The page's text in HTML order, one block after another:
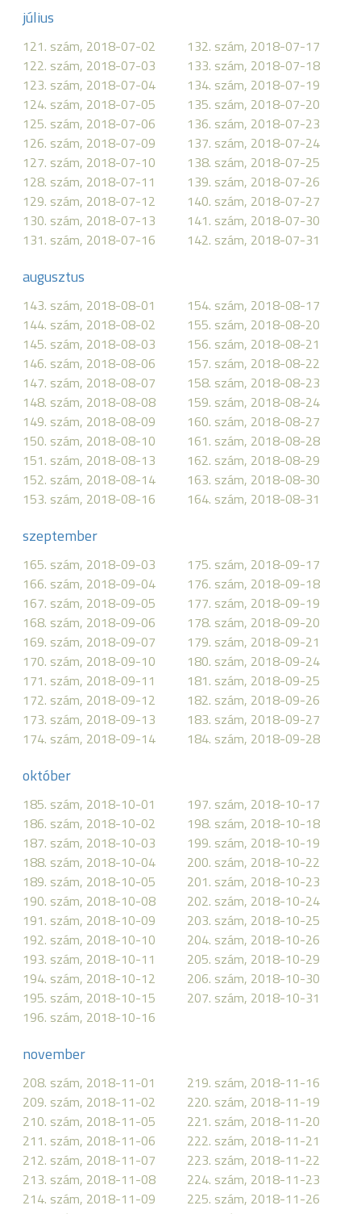
július
121. szám, 2018-07-02
122. szám, 2018-07-03
123. szám, 2018-07-04
124. szám, 2018-07-05
125. szám, 2018-07-06
126. szám, 2018-07-09
127. szám, 2018-07-10
128. szám, 2018-07-11
129. szám, 2018-07-12
130. szám, 2018-07-13
131. szám, 2018-07-16
132. szám, 2018-07-17
133. szám, 2018-07-18
134. szám, 2018-07-19
135. szám, 2018-07-20
136. szám, 2018-07-23
137. szám, 2018-07-24
138. szám, 2018-07-25
139. szám, 2018-07-26
140. szám, 2018-07-27
141. szám, 2018-07-30
142. szám, 2018-07-31
augusztus
143. szám, 2018-08-01
144. szám, 2018-08-02
145. szám, 2018-08-03
146. szám, 2018-08-06
147. szám, 2018-08-07
148. szám, 2018-08-08
149. szám, 2018-08-09
150. szám, 2018-08-10
151. szám, 2018-08-13
152. szám, 2018-08-14
153. szám, 2018-08-16
154. szám, 2018-08-17
155. szám, 2018-08-20
156. szám, 2018-08-21
157. szám, 2018-08-22
158. szám, 2018-08-23
159. szám, 2018-08-24
160. szám, 2018-08-27
161. szám, 2018-08-28
162. szám, 2018-08-29
163. szám, 2018-08-30
164. szám, 2018-08-31
szeptember
165. szám, 2018-09-03
166. szám, 2018-09-04
167. szám, 2018-09-05
168. szám, 2018-09-06
169. szám, 2018-09-07
170. szám, 2018-09-10
171. szám, 2018-09-11
172. szám, 2018-09-12
173. szám, 2018-09-13
174. szám, 2018-09-14
175. szám, 2018-09-17
176. szám, 2018-09-18
177. szám, 2018-09-19
178. szám, 2018-09-20
179. szám, 2018-09-21
180. szám, 2018-09-24
181. szám, 2018-09-25
182. szám, 2018-09-26
183. szám, 2018-09-27
184. szám, 2018-09-28
október
185. szám, 2018-10-01
186. szám, 2018-10-02
187. szám, 2018-10-03
188. szám, 2018-10-04
189. szám, 2018-10-05
190. szám, 2018-10-08
191. szám, 2018-10-09
192. szám, 2018-10-10
193. szám, 2018-10-11
194. szám, 2018-10-12
195. szám, 2018-10-15
196. szám, 2018-10-16
197. szám, 2018-10-17
198. szám, 2018-10-18
199. szám, 2018-10-19
200. szám, 2018-10-22
201. szám, 2018-10-23
202. szám, 2018-10-24
203. szám, 2018-10-25
204. szám, 2018-10-26
205. szám, 2018-10-29
206. szám, 2018-10-30
207. szám, 2018-10-31
november
208. szám, 2018-11-01
209. szám, 2018-11-02
210. szám, 2018-11-05
211. szám, 2018-11-06
212. szám, 2018-11-07
213. szám, 2018-11-08
214. szám, 2018-11-09
219. szám, 2018-11-16
220. szám, 2018-11-19
221. szám, 2018-11-20
222. szám, 2018-11-21
223. szám, 2018-11-22
224. szám, 2018-11-23
225. szám, 2018-11-26